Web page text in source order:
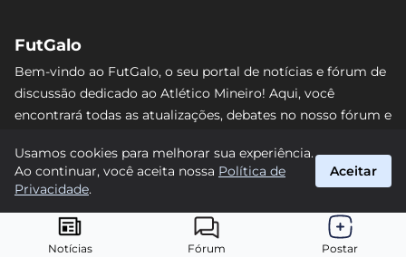
Notícias Fórum Postar
FutGalo
Bem-vindo ao FutGalo, o seu portal de notícias e fórum de
discussão dedicado ao Atlético Mineiro! Aqui, você
encontrará todas as atualizações, debates no nosso fórum e
e junte-se à comunidade alvinegra mais vibrante da
internet! #AtléticoMineiro #FutGalo
© 2026 FutGalo. Todos os direitos reservados.
Usamos cookies para melhorar sua experiência.
Ao continuar, você aceita nossa Política de
Privacidade.
Aceitar